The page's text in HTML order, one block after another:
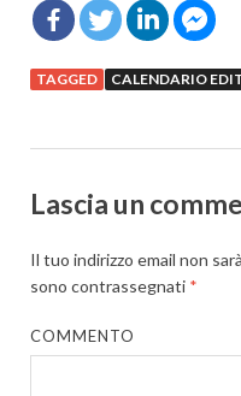
TAGGED CALENDARIO
Lascia un
Il tuo indirizzo email non
sono contrassegnati *
COMMENTO